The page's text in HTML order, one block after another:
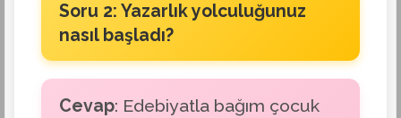
Soru 2: Yazarlık yolculuğunuz
nasıl başladı?
Cevap: Edebiyatla bağım çocuk